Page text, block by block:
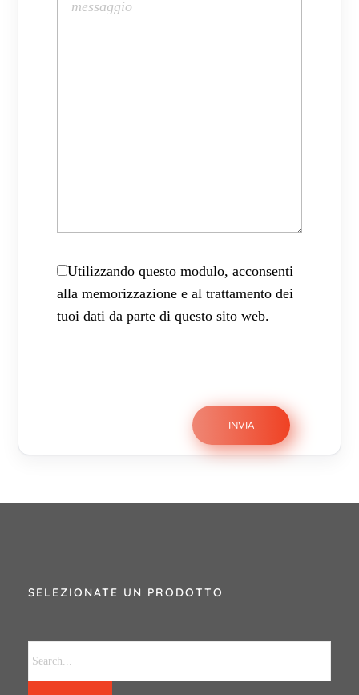
Utilizzando questo modulo, acconsenti
alla memorizzazione e al trattamento dei
tuoi dati da parte di questo sito web.
SELEZIONATE UN PRODOTTO